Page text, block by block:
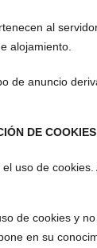
al
alojamiento.
de anuncio
DE COOKIES
uso de
de cookies y
en su